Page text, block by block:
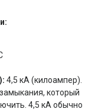
4,5 кА (килоампер).
который
4,5 кА обычно